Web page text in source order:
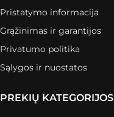
Pristatymo informacija
Grąžinimas ir garantijos
Privatumo politika
Sąlygos ir nuostatos
PREKIŲ KATEGORIJOS